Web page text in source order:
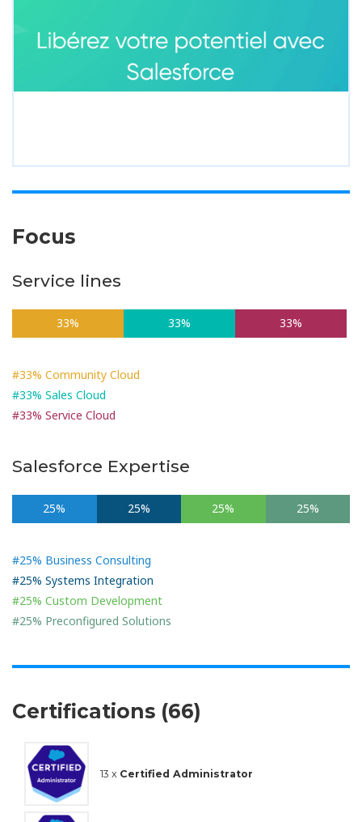
Focus
Service lines
33% 33% 33%
#33% Community Cloud
#33% Sales Cloud
#33% Service Cloud
Salesforce Expertise
25% 25% 25% 25%
#25% Business Consulting
#25% Systems Integration
#25% Custom Development
#25% Preconfigured Solutions
Certifications (66)
13 x Certified Administrator